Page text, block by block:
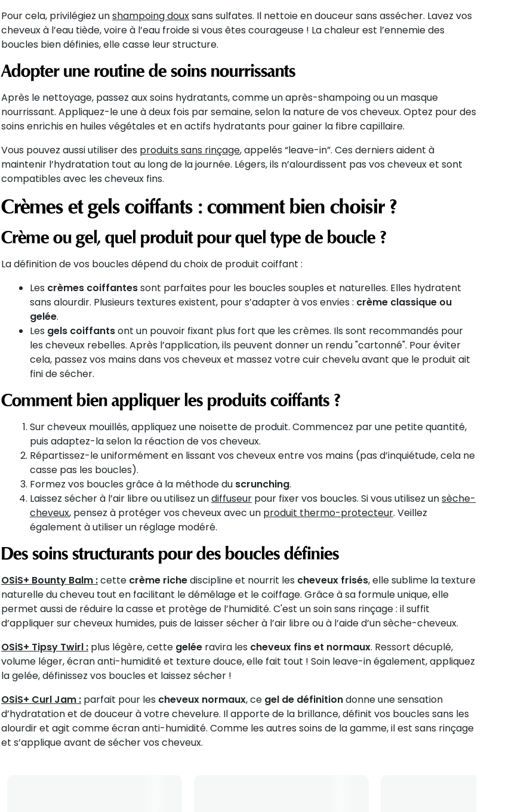
Pour cela, privilégiez unshampoing douxsans sulfates. Il nettoie en douceur sans assécher. Lavez vos
cheveux à l’eau tiède, voire à l’eau froide si vous êtes courageuse ! La chaleur est l’ennemie des
boucles bien définies, elle casse leur structure.
Adopter une routine de soins nourrissants
Après le nettoyage, passez aux soins hydratants, comme un après-shampoing ou un masque
nourrissant. Appliquez-le une à deux fois par semaine, selon la nature de vos cheveux. Optez pour des
soins enrichis en huiles végétales et en actifs hydratants pour gainer la fibre capillaire.
Vous pouvez aussi utiliser des produits sans rinçage, appelés “leave-in”. Ces derniers aident à
maintenir l’hydratation tout au long de la journée. Légers, ils n’alourdissent pas vos cheveux et sont
compatibles avec les cheveux fins.
Crèmes et gels coiffants : comment bien choisir ?
Crème ou gel, quel produit pour quel type de boucle ?
La définition de vos boucles dépend du choix de produit coiffant :
Les crèmes coiffantessont parfaites pour les boucles souples et naturelles. Elles hydratent
sans alourdir. Plusieurs textures existent, pour s’adapter à vos envies : crème classique ou
gelée.
Les gels coiffantsont un pouvoir fixant plus fort que les crèmes. Ils sont recommandés pour
les cheveux rebelles. Après l’application, ils peuvent donner un rendu "cartonné". Pour éviter
cela, passez vos mains dans vos cheveux et massez votre cuir chevelu avant que le produit ait
fini de sécher.
Comment bien appliquer les produits coiffants ?
Sur cheveux mouillés, appliquez une noisette de produit. Commencez par une petite quantité,
puis adaptez-la selon la réaction de vos cheveux.
Répartissez-le uniformément en lissant vos cheveux entre vos mains (pas d’inquiétude, cela ne
casse pas les boucles).
Formez vos boucles grâce à la méthode du scrunching.
Laissez sécher à l’air libre ou utilisez undiffuseurpour fixer vos boucles. Si vous utilisez unsèche-
cheveux, pensez à protéger vos cheveux avec un produit thermo-protecteur. Veillez
également à utiliser un réglage modéré.
Des soins structurants pour des boucles définies
OSiS+ Bounty Balm :cette crème richediscipline et nourrit les cheveux frisés, elle sublime la texture
naturelle du cheveu tout en facilitant le démêlage et le coiffage. Grâce à sa formule unique, elle
permet aussi de réduire la casse et protège de l’humidité. C'est un soin sans rinçage : il suffit
d’appliquer sur cheveux humides, puis de laisser sécher à l’air libre ou à l’aide d’un sèche-cheveux.
OSiS+ Tipsy Twirl : plus légère, cette gelée ravira les cheveux fins et normaux. Ressort décuplé,
volume léger, écran anti-humidité et texture douce, elle fait tout ! Soin leave-in également, appliquez
la gelée, définissez vos boucles et laissez sécher !
OSiS+ Curl Jam :parfait pour les cheveux normaux, ce gel de définitiondonne une sensation
d’hydratation et de douceur à votre chevelure. Il apporte de la brillance, définit vos boucles sans les
alourdir et agit comme écran anti-humidité. Comme les autres soins de la gamme, il est sans rinçage
et s’applique avant de sécher vos cheveux.